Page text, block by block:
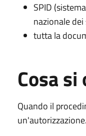
SPID
nazionale dei
tutta la
Cosa
Quando il
un'autorizzazione.